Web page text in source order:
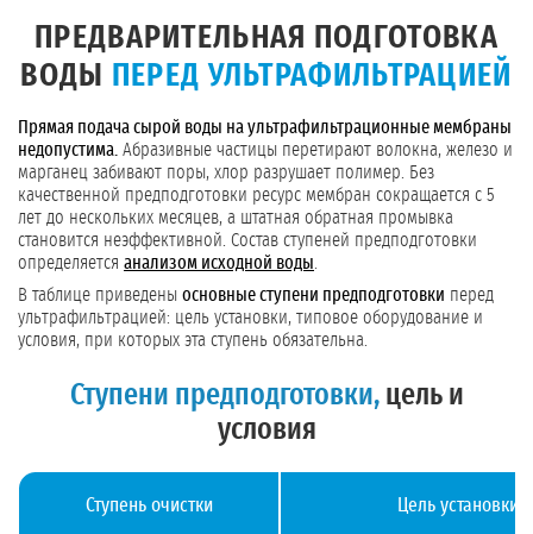
ПРЕДВАРИТЕЛЬНАЯ ПОДГОТОВКА
ВОДЫ
ПЕРЕД УЛЬТРАФИЛЬТРАЦИЕЙ
Прямая подача сырой воды на ультрафильтрационные мембраны
недопустима. Абразивные частицы перетирают волокна, железо и
марганец забивают поры, хлор разрушает полимер. Без
качественной предподготовки ресурс мембран сокращается с 5
лет до нескольких месяцев, а штатная обратная промывка
становится неэффективной. Состав ступеней предподготовки
определяется анализом исходной воды
В таблице приведены основные ступени предподготовки перед
ультрафильтрацией: цель установки, типовое оборудование и
условия, при которых эта ступень обязательна.
Ступени предподготовки,цель и
условия
Ступень очистки Цель установки